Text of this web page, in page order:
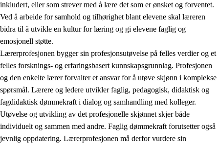
3.5 Profesjonsfellesskap og skoleutvikling
inkludert, eller som strever med å lære det som er ønsket og forventet.
Ved å arbeide for samhold og tilhørighet blant elevene skal læreren
bidra til å utvikle en kultur for læring og gi elevene faglig og
emosjonell støtte.
Lærerprofesjonen bygger sin profesjonsutøvelse på felles verdier og et
felles forsknings- og erfaringsbasert kunnskapsgrunnlag. Profesjonen
og den enkelte lærer forvalter et ansvar for å utøve skjønn i komplekse
spørsmål. Lærere og ledere utvikler faglig, pedagogisk, didaktisk og
fagdidaktisk dømmekraft i dialog og samhandling med kolleger.
Utøvelse og utvikling av det profesjonelle skjønnet skjer både
individuelt og sammen med andre. Faglig dømmekraft forutsetter også
jevnlig oppdatering. Lærerprofesjonen må derfor vurdere sin